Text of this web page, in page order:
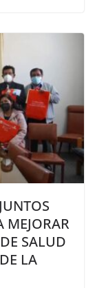
MEJORAR
SALUD
LA